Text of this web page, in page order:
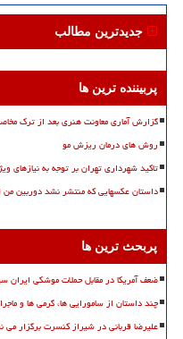
جدیدترین مطالب
پربیننده ترین ها
گزارش آماری معاونت هنری بعد از ترک مخاصمه فعالیت ۸۵گالری و
روش های درمان ریزش مو
تاکید شهرداری تهران بر توجه به نیازهای
داستان عکسهایی که منتشر نشد دوربین من
پربحث ترین ها
ضعف آمریکا در مقابل حملات موشکی
چند داستان از سامورایی ها، گرمی ها و
علیرضا قربانی در شیراز کنسرت برگزار می